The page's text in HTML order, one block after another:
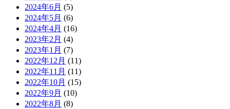
2024年6月 (5)
2024年5月 (6)
2024年4月 (16)
2023年2月 (4)
2023年1月 (7)
2022年12月 (11)
2022年11月 (11)
2022年10月 (15)
2022年9月 (10)
2022年8月 (8)